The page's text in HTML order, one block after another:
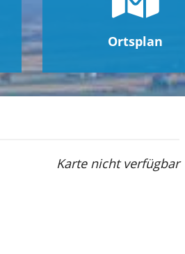
Ortsplan
Karte nicht verfügbar